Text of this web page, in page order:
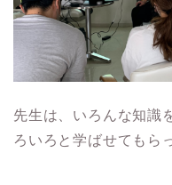
先生は、いろんな知識
ろいろと学ばせてもら